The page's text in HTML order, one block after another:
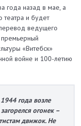
года назад в мае, а
театра и будет
ведущего
премьерный
«Витебск»
войне и 100-летию
года возле
огонек –
движок. Не